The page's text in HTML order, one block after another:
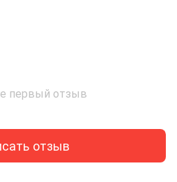
первый отзыв
отзыв